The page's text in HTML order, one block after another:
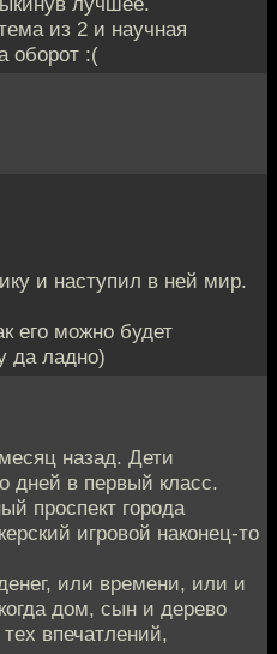
из 2 и научная
оборот :(
и наступил в ней мир.
его можно будет
да ладно)
назад. Дети
дней в первый класс.
проспект города
игровой наконец-то
или времени, или и
дом, сын и дерево
впечатлений,